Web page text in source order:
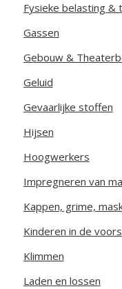
Fysieke belasting &
Gassen
Gebouw &
Geluid
Gevaarlijke stoffen
Hijsen
Hoogwerkers
Impregneren van
Kappen, grime,
Kinderen in de
Klimmen
Laden en lossen